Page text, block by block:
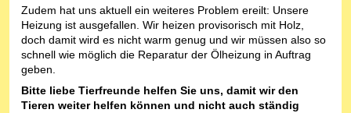
Zudem hat uns aktuell ein weiteres Problem ereilt: Unsere
Heizung ist ausgefallen. Wir heizen provisorisch mit Holz,
doch damit wird es nicht warm genug und wir müssen also so
schnell wie möglich die Reparatur der Ölheizung in Auftrag
geben.
Bitte liebe Tierfreunde helfen Sie uns, damit wir den
Tieren weiter helfen können und nicht auch ständig